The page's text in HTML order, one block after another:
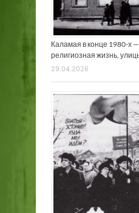
Каламая в конце 1980-х
религиозная жизнь,
29.04.2026